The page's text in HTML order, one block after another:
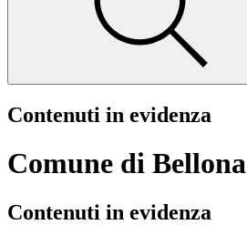
Contenuti in evidenza
Comune di Bellona
Contenuti in evidenza